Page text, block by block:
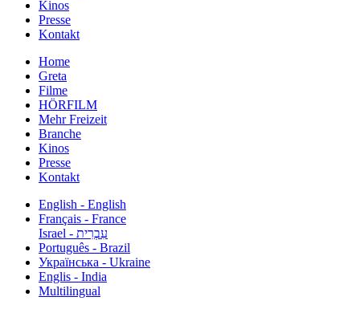
Kinos
Presse
Kontakt
Home
Greta
Filme
HÖRFILM
Mehr Freizeit
Branche
Kinos
Presse
Kontakt
English - English
Français - France
עִבְרִית - Israel
Português - Brazil
Українська - Ukraine
Englis - India
Multilingual